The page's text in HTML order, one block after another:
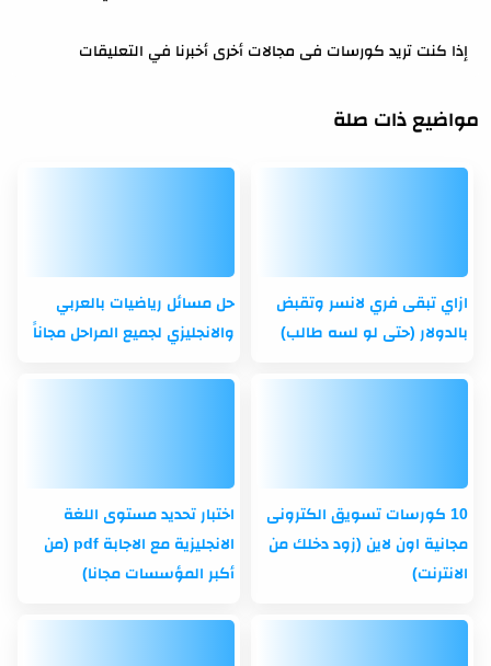
إذا كنت تريد كورسات فى مجالات أخرى أخبرنا في التعليقات
مواضيع ذات صلة
ازاي تبقى فري لانسر وتقبض
بالدولار (حتى لو لسه طالب)
حل مسائل رياضيات بالعربي
والانجليزي لجميع المراحل مجاناً
10 كورسات تسويق الكترونى
مجانية اون لاين (زود دخلك من
الانترنت)
اختبار تحديد مستوى اللغة
الانجليزية مع الاجابة pdf (من
أكبر المؤسسات مجانا)